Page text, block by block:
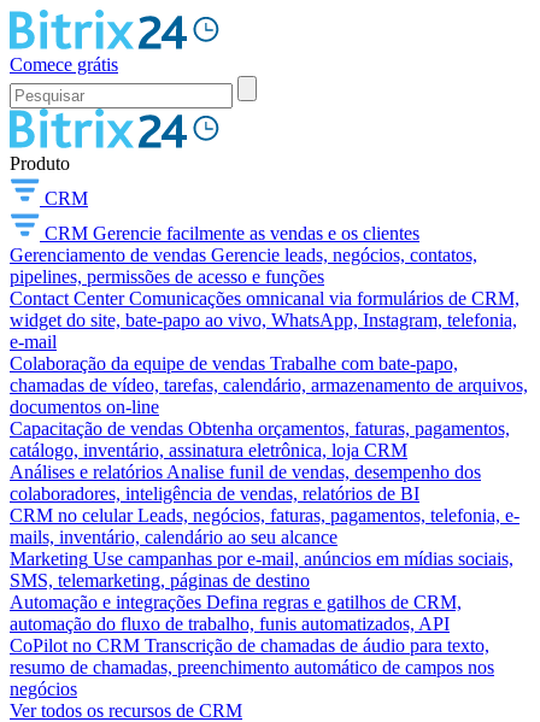
Comece grátis
Produto
CRM
CRM Gerencie facilmente as vendas e os clientes
Gerenciamento de vendas Gerencie leads, negócios, contatos,
pipelines, permissões de acesso e funções
Contact Center Comunicações omnicanal via formulários de CRM,
widget do site, bate-papo ao vivo, WhatsApp, Instagram, telefonia,
e-mail
Colaboração da equipe de vendas Trabalhe com bate-papo,
chamadas de vídeo, tarefas, calendário, armazenamento de arquivos,
documentos on-line
Capacitação de vendas Obtenha orçamentos, faturas, pagamentos,
catálogo, inventário, assinatura eletrônica, loja CRM
Análises e relatórios Analise funil de vendas, desempenho dos
colaboradores, inteligência de vendas, relatórios de BI
CRM no celular Leads, negócios, faturas, pagamentos, telefonia, e-
mails, inventário, calendário ao seu alcance
Marketing Use campanhas por e-mail, anúncios em mídias sociais,
SMS, telemarketing, páginas de destino
Automação e integrações Defina regras e gatilhos de CRM,
automação do fluxo de trabalho, funis automatizados, API
CoPilot no CRM Transcrição de chamadas de áudio para texto,
resumo de chamadas, preenchimento automático de campos nos
negócios
Ver todos os recursos de CRM